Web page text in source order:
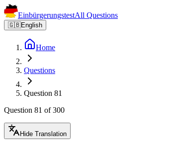
EinbürgerungstestAll Questions
🇬🇧English
Home
Questions
Question 81
Question 81 of 300
Hide Translation